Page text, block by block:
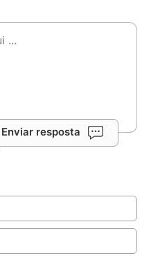
Enviar resposta